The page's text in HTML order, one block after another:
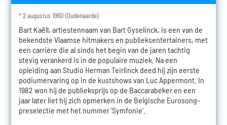
* 2 augustus 1960 (Oudenaarde)
Bart Kaëll, artiestennaam van Bart Gyselinck, is een van de
bekendste Vlaamse hitmakers en publieksentertainers, met
een carrière die al sinds het begin van de jaren tachtig
stevig verankerd is in de populaire muziek. Na een
opleiding aan Studio Herman Teirlinck deed hij zijn eerste
podiumervaring op in de kustshows van Luc Appermont. In
1982 won hij de publieksprijs op de Baccarabeker en een
jaar later liet hij zich opmerken in de Belgische Eurosong-
preselectie met het nummer 'Symfonie'.